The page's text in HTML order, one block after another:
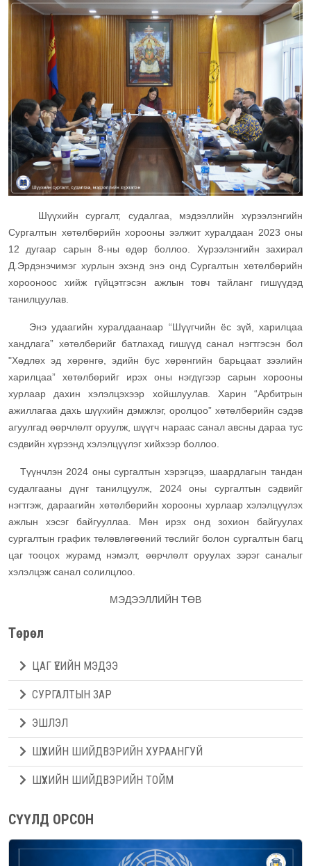
Шүүхийн сургалт, судалгаа, мэдээллийн хүрээлэнгийн
Сургалтын хөтөлбөрийн хорооны ээлжит хуралдаан 2023 оны
12 дугаар сарын 8-ны өдөр боллоо. Хүрээлэнгийн захирал
Д.Эрдэнэчимэг хурлын эхэнд энэ онд Сургалтын хөтөлбөрийн
хорооноос хийж гүйцэтгэсэн ажлын товч тайланг гишүүдэд
танилцуулав.
Энэ удаагийн хуралдаанаар “Шүүгчийн ёс зүй, харилцаа
хандлага” хөтөлбөрийг батлахад гишүүд санал нэгтгэсэн бол
"Хөдлөх эд хөрөнгө, эдийн бус хөрөнгийн барьцаат зээлийн
харилцаа” хөтөлбөрийг ирэх оны нэгдүгээр сарын хорооны
хурлаар дахин хэлэлцэхээр хойшлуулав. Харин “Арбитрын
ажиллагаа дахь шүүхийн дэмжлэг, оролцоо” хөтөлбөрийн сэдэв
агуулгад өөрчлөлт оруулж, шүүгч нараас санал авсны дараа тус
сэдвийн хүрээнд хэлэлцүүлэг хийхээр боллоо.
Түүнчлэн 2024 оны сургалтын хэрэгцээ, шаардлагын тандан
судалгааны дүнг танилцуулж, 2024 оны сургалтын сэдвийг
нэгтгэж, дараагийн хөтөлбөрийн хорооны хурлаар хэлэлцүүлэх
ажлын хэсэг байгууллаа. Мөн ирэх онд зохион байгуулах
сургалтын график төлөвлөгөөний төслийг болон сургалтын багц
цаг тооцох журамд нэмэлт, өөрчлөлт оруулах зэрэг саналыг
хэлэлцэж санал солилцлоо.
МЭДЭЭЛЛИЙН ТӨВ
Төрөл
ЦАГ ҮЕИЙН МЭДЭЭ
СУРГАЛТЫН ЗАР
ЭШЛЭЛ
ШҮҮХИЙН ШИЙДВЭРИЙН ХУРААНГУЙ
ШҮҮХИЙН ШИЙДВЭРИЙН ТОЙМ
СҮҮЛД ОРСОН